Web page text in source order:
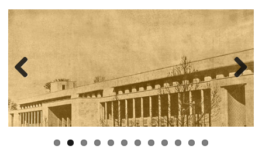
Previo
Next